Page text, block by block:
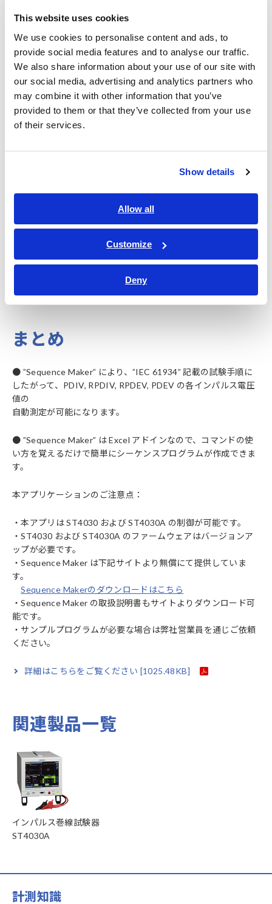
This website uses cookies
We use cookies to personalise content and ads, to
provide social media features and to analyse our traffic.
We also share information about your use of our site with
our social media, advertising and analytics partners who
may combine it with other information that you’ve
provided to them or that they’ve collected from your use
of their services.
Show details
Allow all
Customize
Deny
実測した結果、PDIV = 1700V , RPDIV = 2150V , RPDEV =
2100V , PDEV = 1950V でした。
試験電圧は100V刻みで一度設定しましたが、結果として刻み
が粗かったようです。PDIVを検出することなく、いきなり
RPDIVを検出してしまう事象がありました。部分放電（ＰＤ）
グラフにしたものを Fig.5に示します。
まとめ
● ”Sequence Maker” により、”IEC 61934” 記載の試験手順に
したがって、PDIV, RPDIV, RPDEV, PDEV の各インパルス電圧
値の
自動測定が可能になります。
● ”Sequence Maker” は Excel アドインなので、コマンドの使
い方を覚えるだけで簡単にシーケンスプログラムが作成できま
す。
本アプリケーションのご注意点：
・本アプリは ST4030 および ST4030A の制御が可能です。
・ST4030 および ST4030A のファームウェアはバージョンア
ップが必要です。
・Sequence Maker は下記サイトより無償にて提供していま
す。
Sequence Makerのダウンロードはこちら
・Sequence Maker の取扱説明書もサイトよりダウンロード可
能です。
・サンプルプログラムが必要な場合は弊社営業員を通じご依頼
ください。
詳細はこちらをご覧ください [1025.48KB]
関連製品一覧
インパルス巻線試験器
ST4030A
計測知識